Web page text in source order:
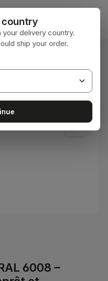
6008 –
your delivery country.
ship your order.